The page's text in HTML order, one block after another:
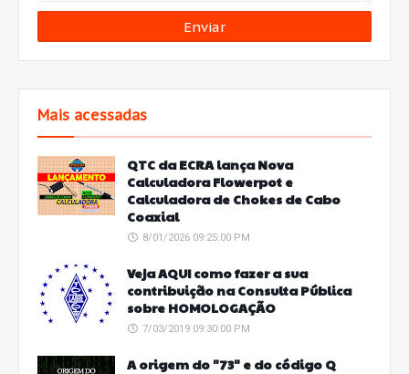
Mais acessadas
QTC da ECRA lança Nova
Calculadora Flowerpot e
Calculadora de Chokes de Cabo
Coaxial
8/01/2026 09:25:00 PM
Veja AQUI como fazer a sua
contribuição na Consulta Pública
sobre HOMOLOGAÇÃO
7/03/2019 09:30:00 PM
A origem do "73" e do código Q